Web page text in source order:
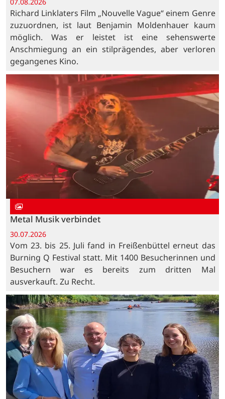
Richard Linklaters Film „Nouvelle Vague“ einem Genre
zuzuordnen, ist laut Benjamin Moldenhauer kaum
möglich. Was er leistet ist eine sehenswerte
Anschmiegung an ein stilprägendes, aber verloren
gegangenes Kino.
Metal Musik verbindet
30.07.2026
Vom 23. bis 25. Juli fand in Freißenbüttel erneut das
Burning Q Festival statt. Mit 1400 Besucherinnen und
Besuchern war es bereits zum dritten Mal
ausverkauft. Zu Recht.